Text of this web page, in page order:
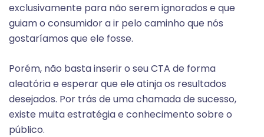
exclusivamente para não serem ignorados e que
guiam o consumidor a ir pelo caminho que nós
gostaríamos que ele fosse.
Porém, não basta inserir o seu CTA de forma
aleatória e esperar que ele atinja os resultados
desejados. Por trás de uma chamada de sucesso,
existe muita estratégia e conhecimento sobre o
público.